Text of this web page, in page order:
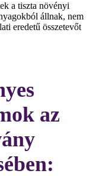
a tiszta növényi
állnak, nem
eredetű összetevőt
az